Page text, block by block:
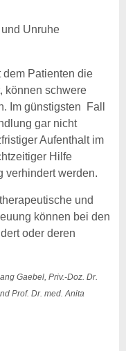
Unruhe
dem Patienten die
können schwere
Im günstigsten Fall
gar nicht
Aufenthalt im
Hilfe
verhindert werden.
und
können bei den
oder deren
Gaebel, Priv.-Doz. Dr.
Prof. Dr. med. Anita